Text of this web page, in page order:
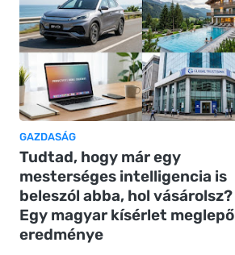
GAZDASÁG
Tudtad, hogy már egy
mesterséges intelligencia is
beleszól abba, hol vásárolsz?
Egy magyar kísérlet meglepő
eredménye